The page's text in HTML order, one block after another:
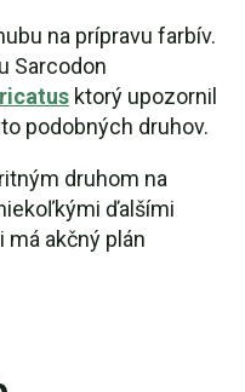
na prípravu farbív.
Sarcodon
ktorý upozornil
podobných druhov.
druhom na
ďalšími
akčný plán